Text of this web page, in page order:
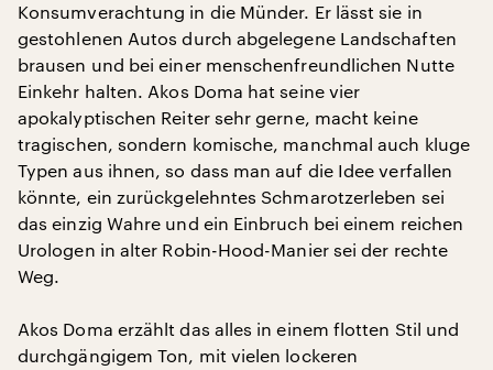
Konsumverachtung in die Münder. Er lässt sie in
gestohlenen Autos durch abgelegene Landschaften
brausen und bei einer menschenfreundlichen Nutte
Einkehr halten. Akos Doma hat seine vier
apokalyptischen Reiter sehr gerne, macht keine
tragischen, sondern komische, manchmal auch kluge
Typen aus ihnen, so dass man auf die Idee verfallen
könnte, ein zurückgelehntes Schmarotzerleben sei
das einzig Wahre und ein Einbruch bei einem reichen
Urologen in alter Robin-Hood-Manier sei der rechte
Weg.
Akos Doma erzählt das alles in einem flotten Stil und
durchgängigem Ton, mit vielen lockeren